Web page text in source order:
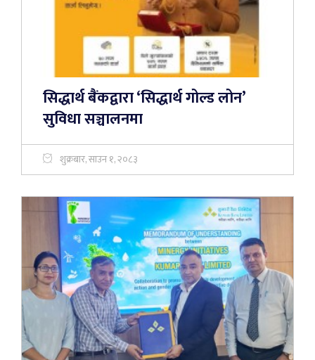
सिद्धार्थ बैंकद्वारा ‘सिद्धार्थ गोल्ड लोन’
सुविधा सञ्चालनमा
शुक्रबार, साउन १, २०८३